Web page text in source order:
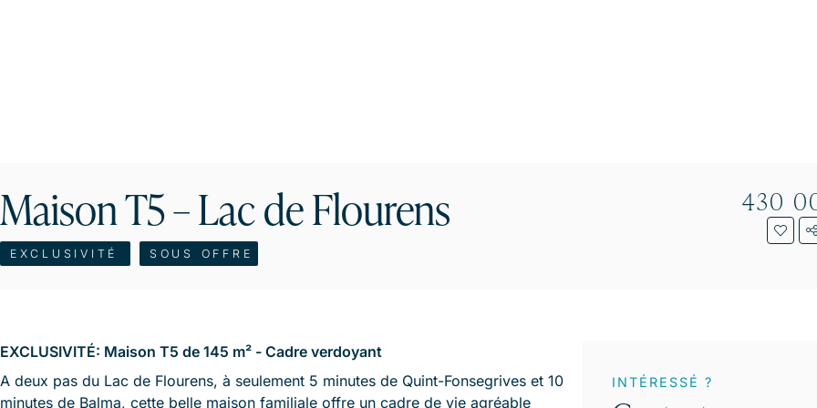
Maison T5 – Lac de Flourens
EXCLUSIVITÉ SOUS OFFRE
430
EXCLUSIVITÉ: Maison T5 de 145 m² - Cadre verdoyant
A deux pas du Lac de Flourens, à seulement 5 minutes de Quint-Fonsegrives et 10
minutes de Balma, cette belle maison familiale offre un cadre de vie agréable
INTÉRESSÉ ?